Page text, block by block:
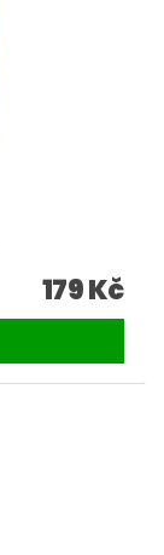
179 Kč